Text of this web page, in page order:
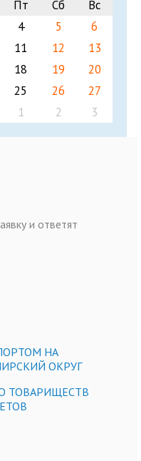
Пт Сб
Вс
4 5
6
11 12
13
18 19
20
25 26
27
1 2 3
и ответят
НА
ОКРУГ
ТОВАРИЩЕСТВ